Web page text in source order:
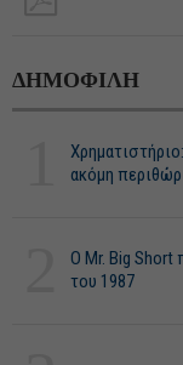
ΔΗΜΟΦΙΛΗ
ακόμη
O Mr. Big Short
του 1987